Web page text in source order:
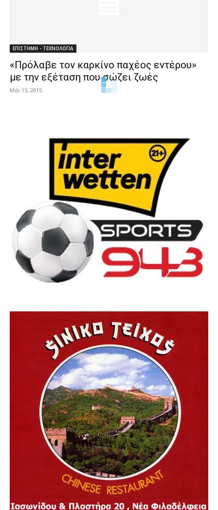
ΕΠΙΣΤΗΜΗ - ΤΕΧΝΟΛΟΓΙΑ
«Πρόλαβε τον καρκίνο παχέος εντέρου»
με την εξέταση που σώζει ζωές
Μάι 15, 2015